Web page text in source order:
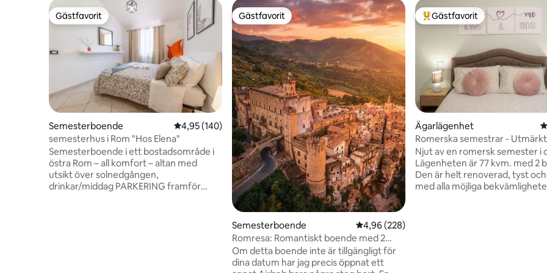
Gästfavorit
Gästfavorit
Semesterboende 4,95 av 5 i genomsnittligt betyg, 140 omdömen
4,95 (140)
semesterhus i Rom "Hos Elena"
Semesterboende i ett bostadsområde i
östra Rom – all komfort – altan med
utsikt över solnedgången,
drinkar/middag PARKERING framför
Gästfavorit
Gästfavorit
Semesterboende 4,96 av 5 i genomsnittligt betyg, 228
4,96 (228)
Romresa: Romantiskt boende med 2
sovrum i slottets väggar
Om detta boende inte är tillgängligt för
dina datum har jag precis öppnat ett
Populär gästfavorit
Gästfavorit
Ägarlägenhet
Romerska semestrar -
att uppleva Rom
Njut av en romersk semester i
Lägenheten är 77 kvm. med 2
Den är helt renoverad, tyst
med alla möjliga